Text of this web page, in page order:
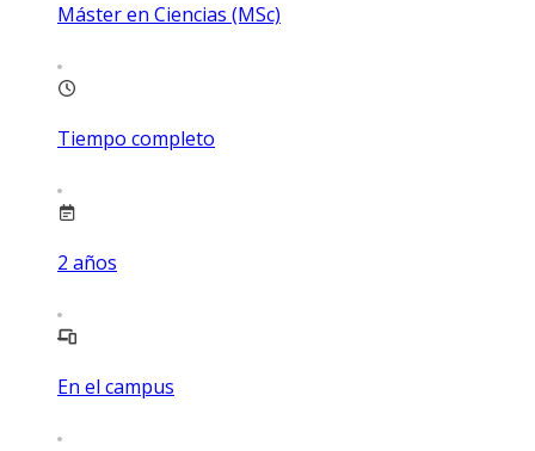
Máster en Ciencias (MSc)
Tiempo completo
2 años
En el campus